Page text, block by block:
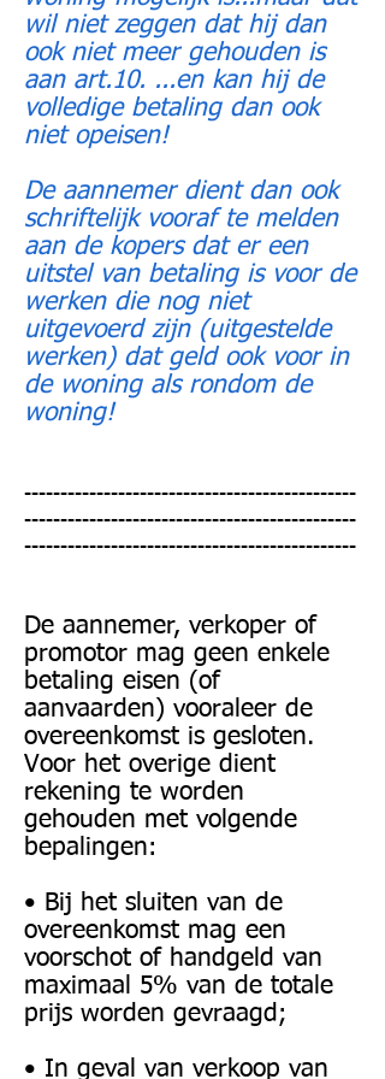
wil niet zeggen dat hij dan
ook niet meer gehouden is
aan art.10. ...en kan hij de
volledige betaling dan ook
niet opeisen!
De aannemer dient dan ook
schriftelijk vooraf te melden
aan de kopers dat er een
uitstel van betaling is voor de
werken die nog niet
uitgevoerd zijn (uitgestelde
werken) dat geld ook voor in
de woning als rondom de
woning!
----------------------------------------------
----------------------------------------------
----------------------------------------------
De aannemer, verkoper of
promotor mag geen enkele
betaling eisen (of
aanvaarden) vooraleer de
overeenkomst is gesloten.
Voor het overige dient
rekening te worden
gehouden met volgende
bepalingen:
• Bij het sluiten van de
overeenkomst mag een
voorschot of handgeld van
maximaal 5% van de totale
prijs worden gevraagd;
• In geval van verkoop van